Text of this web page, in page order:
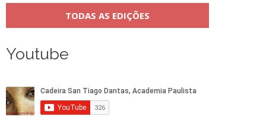
TODAS AS EDIÇÕES
Youtube